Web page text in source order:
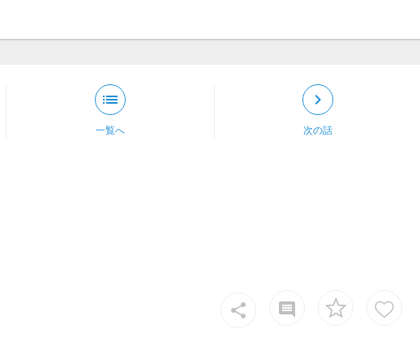
list
一覧へ
keyboard_arrow_right
次の話
share insert_comment